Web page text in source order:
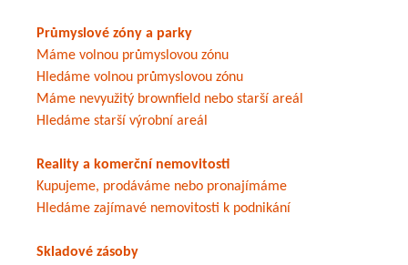
Průmyslové zóny a parky
Máme volnou průmyslovou zónu
Hledáme volnou průmyslovou zónu
Máme nevyužitý brownfield nebo starší areál
Hledáme starší výrobní areál
Reality a komerční nemovitosti
Kupujeme, prodáváme nebo pronajímáme
Hledáme zajímavé nemovitosti k podnikání
Skladové zásoby